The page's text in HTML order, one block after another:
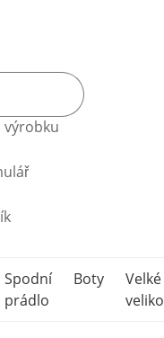
výrobku
Spodní
prádlo
Boty
Velké